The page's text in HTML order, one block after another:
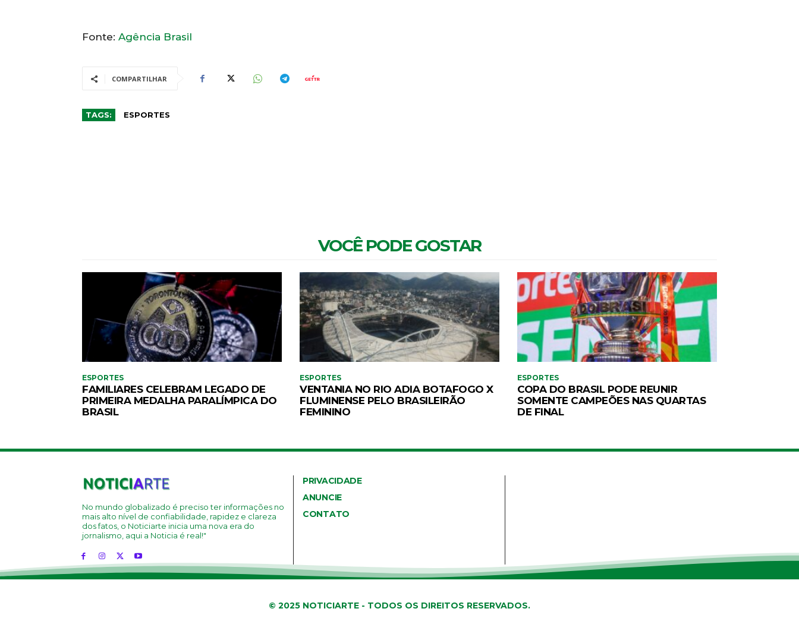
Fonte: Agência Brasil
COMPARTILHAR
TAGS: ESPORTES
VOCÊ PODE GOSTAR
ESPORTES
FAMILIARES CELEBRAM LEGADO DE
PRIMEIRA MEDALHA PARALÍMPICA DO
BRASIL
ESPORTES
VENTANIA NO RIO ADIA BOTAFOGO X
FLUMINENSE PELO BRASILEIRÃO
FEMININO
ESPORTES
COPA DO BRASIL PODE REUNIR
SOMENTE CAMPEÕES NAS QUARTAS
DE FINAL
No mundo globalizado é preciso ter informações no
mais alto nível de confiabilidade, rapidez e clareza
dos fatos, o Noticiarte inicia uma nova era do
jornalismo, aqui a Noticia é real!"
PRIVACIDADE
ANUNCIE
CONTATO
© 2025 NOTICIARTE - TODOS OS DIREITOS RESERVADOS.